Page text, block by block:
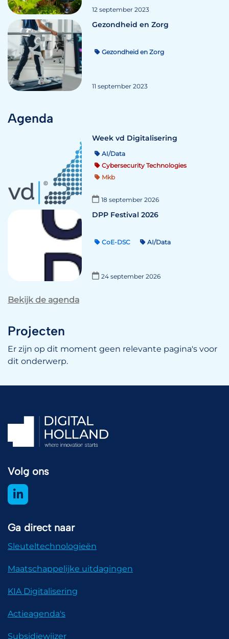
12 september 2023
Gezondheid en Zorg
Gezondheid en Zorg
11 september 2023
Agenda
Week vd Digitalisering
AI/Data
Cybersecurity Technologies
Mkb
18 september 2026
DPP Festival 2026
CoE-DSC AI/Data
24 september 2026
Bekijk de agenda
Projecten
Er zijn op dit moment geen relevante pagina's voor
dit onderwerp.
Volg ons
Ga direct naar
Sleuteltechnologieën
Maatschappelijke uitdagingen
KIA Digitalisering
Actieagenda's
Subsidiewijzer